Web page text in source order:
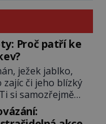
Proč patří ke
ježek jablko,
zajíc či jeho blízký
si samozřejmě
Proč jsou
o potravě